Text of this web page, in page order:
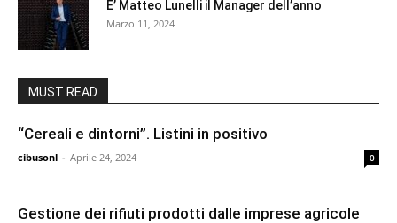
E’ Matteo Lunelli il Manager dell’anno
Marzo 11, 2024
MUST READ
“Cereali e dintorni”. Listini in positivo
cibusonl - Aprile 24, 2024 0
Gestione dei rifiuti prodotti dalle imprese agricole